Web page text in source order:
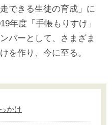
できる生徒の育成」に
年度「手帳もりすけ」
バーとして、さまざま
を作り、今に至る。
かけ